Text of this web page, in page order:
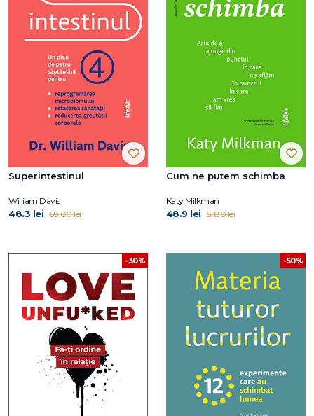
Superintestinul
William Davis
48.3 lei 69.00 lei
Cum ne putem schimba
Katy Milkman
48.9 lei 51.80 lei
-30% -50%